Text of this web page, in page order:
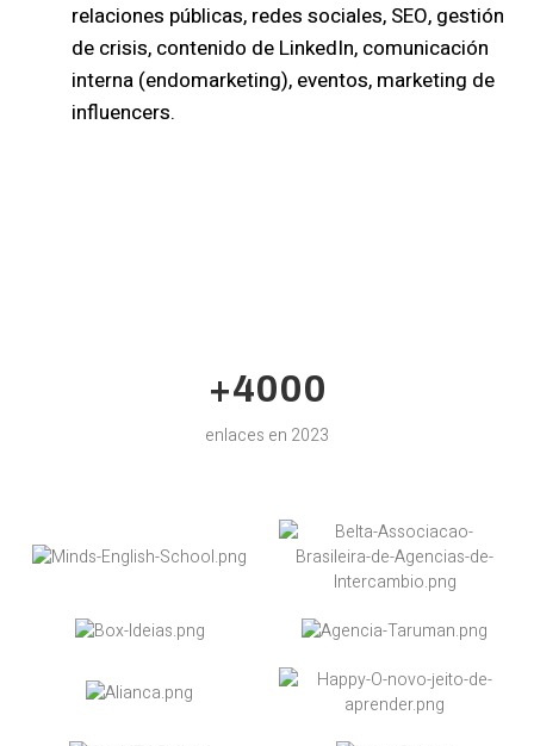
relaciones públicas, redes sociales, SEO, gestión
de crisis, contenido de LinkedIn, comunicación
interna (endomarketing), eventos, marketing de
influencers.
+4000
enlaces en 2023